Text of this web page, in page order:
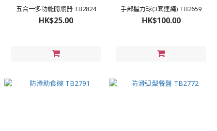
五合一多功能開瓶器 TB2824
HK$25.00
手部握力球(3套連繩) TB2659
HK$100.00